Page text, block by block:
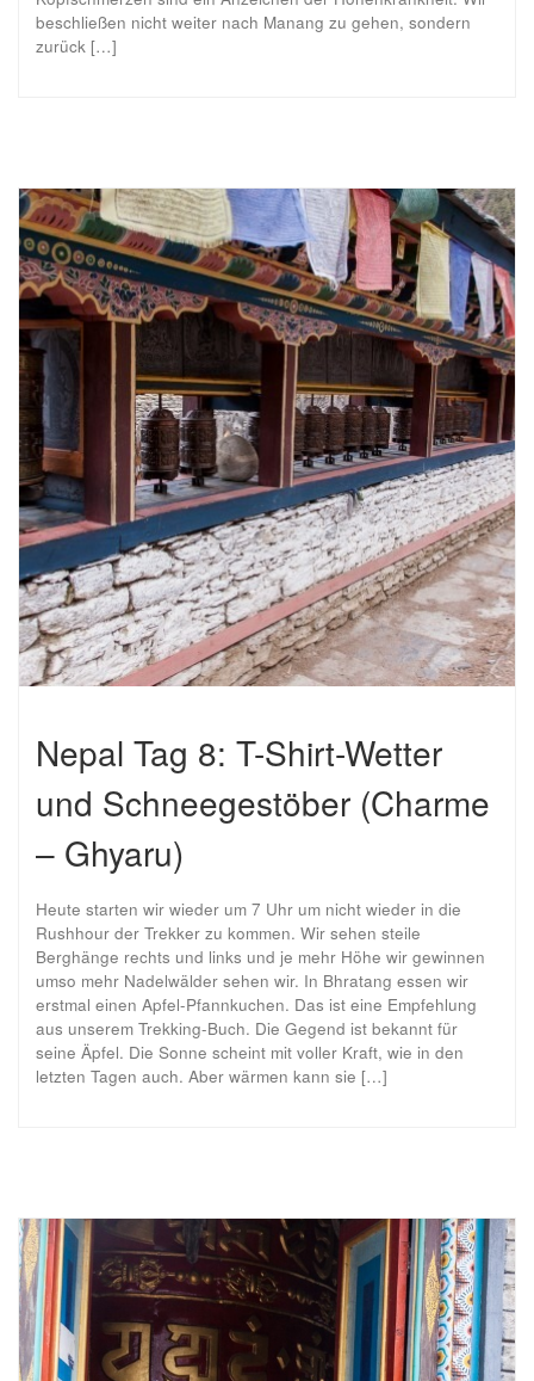
beschließen nicht weiter nach Manang zu gehen, sondern
zurück […]
Nepal Tag 8: T-Shirt-Wetter
und Schneegestöber (Charme
– Ghyaru)
Heute starten wir wieder um 7 Uhr um nicht wieder in die
Rushhour der Trekker zu kommen. Wir sehen steile
Berghänge rechts und links und je mehr Höhe wir gewinnen
umso mehr Nadelwälder sehen wir. In Bhratang essen wir
erstmal einen Apfel-Pfannkuchen. Das ist eine Empfehlung
aus unserem Trekking-Buch. Die Gegend ist bekannt für
seine Äpfel. Die Sonne scheint mit voller Kraft, wie in den
letzten Tagen auch. Aber wärmen kann sie […]